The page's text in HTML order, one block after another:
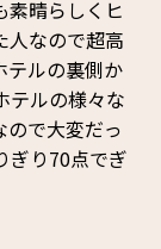
晴らしくヒ
人なので超高
テルの裏側か
テルの様々な
ので大変だっ
ぎり70点でぎ